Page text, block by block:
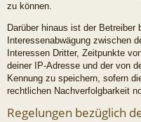
zu können.
Darüber hinaus ist der Betreiber
Interessenabwägung zwischen
Interessen Dritter, Zeitpunkte
deiner IP-Adresse und der von
Kennung zu speichern, sofern
rechtlichen Nachverfolgbarkeit
Regelungen bezüglich